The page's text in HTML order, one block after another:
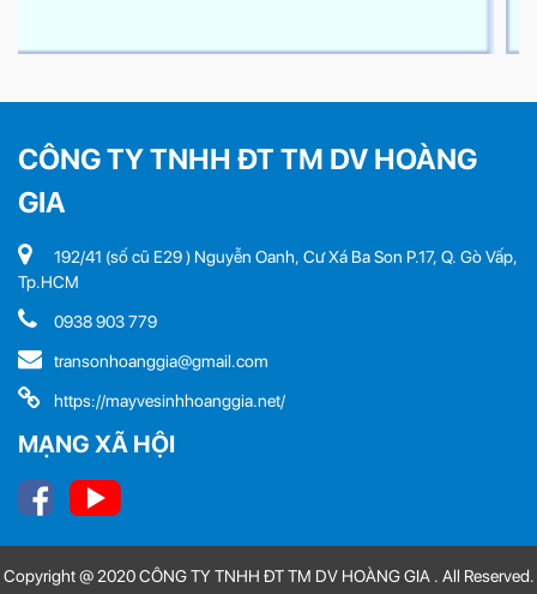
CÔNG TY TNHH ĐT TM DV HOÀNG
GIA
192/41 (số cũ E29 ) Nguyễn Oanh, Cư Xá Ba Son P.17, Q. Gò Vấp,
Tp.HCM
0938 903 779
transonhoanggia@gmail.com
https://mayvesinhhoanggia.net/
MẠNG XÃ HỘI
Copyright @ 2020 CÔNG TY TNHH ĐT TM DV HOÀNG GIA . All Reserved.